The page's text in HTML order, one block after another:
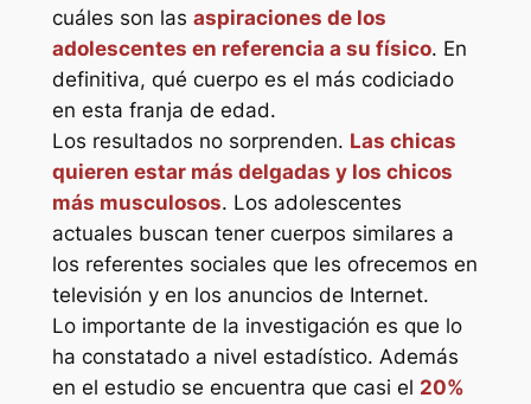
cuáles son las aspiraciones de los
adolescentes en referencia a su físico. En
definitiva, qué cuerpo es el más codiciado
en esta franja de edad.
Los resultados no sorprenden. Las chicas
quieren estar más delgadas y los chicos
más musculosos. Los adolescentes
actuales buscan tener cuerpos similares a
los referentes sociales que les ofrecemos en
televisión y en los anuncios de Internet.
Lo importante de la investigación es que lo
ha constatado a nivel estadístico. Además
en el estudio se encuentra que casi el 20%